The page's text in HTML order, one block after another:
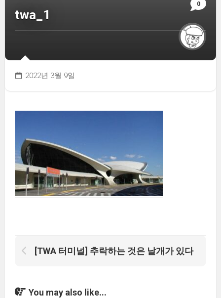
0
twa_1
2022년 3월 9일
[TWA 터미널] 추락하는 것은 날개가 있다
You may also like...